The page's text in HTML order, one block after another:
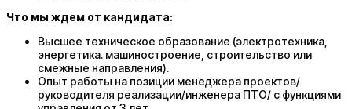
Что мы ждем от кандидата:
Высшее техническое образование (электротехника,
энергетика. машиностроение, строительство или
смежные направления).
Опыт работы на позиции менеджера проектов/
руководителя реализации/инженера ПТО/ с функциями